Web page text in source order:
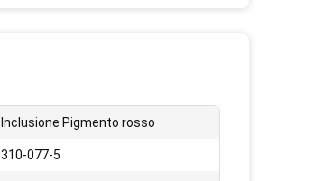
Inclusione Pigmento rosso
310-077-5